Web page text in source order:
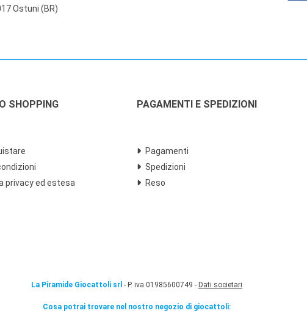
Ostuni (BR)
SHOPPING
privacy ed estesa
PAGAMENTI E SPEDIZIONI
Pagamenti
Spedizioni
Reso
La Piramide Giocattoli srl - P. iva 01985600749 - Dati societari
Cosa potrai trovare nel nostro negozio di giocattoli: